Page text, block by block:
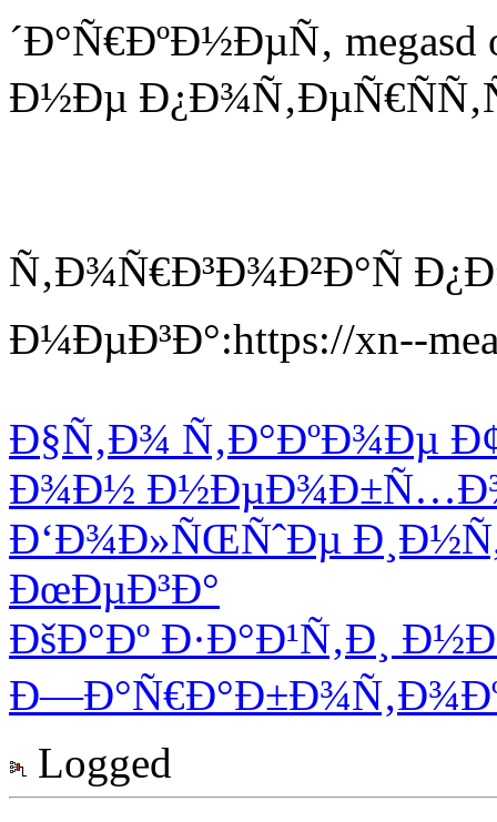
´Ð°Ñ€ÐºÐ½ÐµÑ‚
Ð½Ðµ
Ñ‚Ð¾Ñ€Ð³Ð¾Ð²Ð°Ñ
Ð¼ÐµÐ³Ð°:https://xn--
Ð§Ñ‚Ð¾ Ñ‚Ð°ÐºÐ¾Ðµ
Ð¾Ð½
Ð‘Ð¾Ð»ÑŒÑˆÐµ
ÐœÐµÐ³Ð°
ÐšÐ°Ðº Ð·Ð°Ð¹Ñ‚Ð¸
Ð—Ð°Ñ€Ð°Ð±Ð¾Ñ‚Ð¾Ðº
Logged